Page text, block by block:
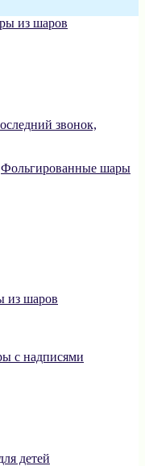
из шаров
звонок,
Фольгированные шары
из шаров
с надписями
детей